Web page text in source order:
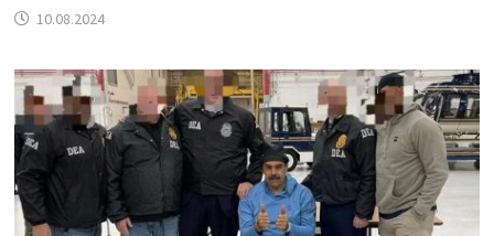
10.08.2024